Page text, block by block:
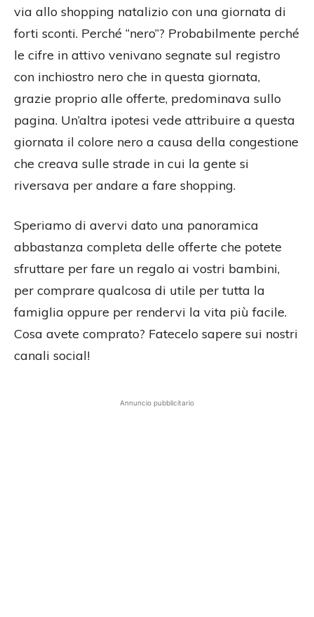
via allo shopping natalizio con una giornata di
forti sconti. Perché “nero”? Probabilmente perché
le cifre in attivo venivano segnate sul registro
con inchiostro nero che in questa giornata,
grazie proprio alle offerte, predominava sullo
pagina. Un’altra ipotesi vede attribuire a questa
giornata il colore nero a causa della congestione
che creava sulle strade in cui la gente si
riversava per andare a fare shopping.
Speriamo di avervi dato una panoramica
abbastanza completa delle offerte che potete
sfruttare per fare un regalo ai vostri bambini,
per comprare qualcosa di utile per tutta la
famiglia oppure per rendervi la vita più facile.
Cosa avete comprato? Fatecelo sapere sui nostri
canali social!
Annuncio pubblicitario